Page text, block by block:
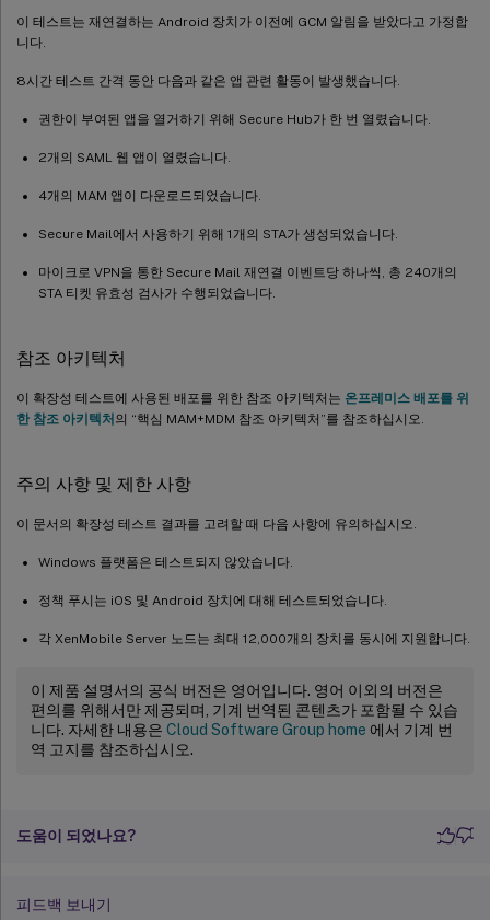
이 테스트는 재연결하는 Android 장치가 이전에 GCM 알림을 받았다고 가정합
니다.
8시간 테스트 간격 동안 다음과 같은 앱 관련 활동이 발생했습니다.
권한이 부여된 앱을 열거하기 위해 Secure Hub가 한 번 열렸습니다.
2개의 SAML 웹 앱이 열렸습니다.
4개의 MAM 앱이 다운로드되었습니다.
Secure Mail에서 사용하기 위해 1개의 STA가 생성되었습니다.
마이크로 VPN을 통한 Secure Mail 재연결 이벤트당 하나씩, 총 240개의
STA 티켓 유효성 검사가 수행되었습니다.
참조 아키텍처
이 확장성 테스트에 사용된 배포를 위한 참조 아키텍처는 온프레미스 배포를 위
한 참조 아키텍처의 “핵심 MAM+MDM 참조 아키텍처”를 참조하십시오.
주의 사항 및 제한 사항
이 문서의 확장성 테스트 결과를 고려할 때 다음 사항에 유의하십시오.
Windows 플랫폼은 테스트되지 않았습니다.
정책 푸시는 iOS 및 Android 장치에 대해 테스트되었습니다.
각 XenMobile Server 노드는 최대 12,000개의 장치를 동시에 지원합니다.
이 제품 설명서의 공식 버전은 영어입니다. 영어 이외의 버전은
편의를 위해서만 제공되며, 기계 번역된 콘텐츠가 포함될 수 있습
니다. 자세한 내용은 Cloud Software Group home 에서 기계 번
역 고지를 참조하십시오.
도움이 되었나요?
피드백 보내기